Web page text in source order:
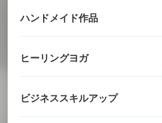
ハンドメイド作品
ヒーリングヨガ
ビジネススキルアップ